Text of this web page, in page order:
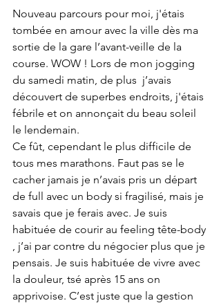
Nouveau parcours pour moi, j'étais
tombée en amour avec la ville dès ma
sortie de la gare l’avant-veille de la
course. WOW ! Lors de mon jogging
du samedi matin, de plus  j’avais
découvert de superbes endroits, j'étais
fébrile et on annonçait du beau soleil
le lendemain.
Ce fût, cependant le plus difficile de
tous mes marathons. Faut pas se le
cacher jamais je n’avais pris un départ
de full avec un body si fragilisé, mais je
savais que je ferais avec. Je suis
habituée de courir au feeling tête-body
, j’ai par contre du négocier plus que je
pensais. Je suis habituée de vivre avec
la douleur, tsé après 15 ans on
apprivoise. C’est juste que la gestion